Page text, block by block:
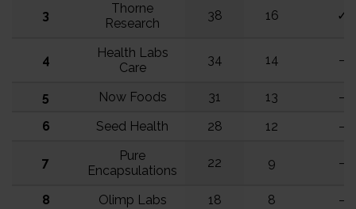
3
Thorne
Research
38 16 ✓
4
Health Labs
Care
34 14 –
5 Now Foods 31 13
–
6
Seed Health 28 12 –
7
Pure
Encapsulations
22 9 –
8 Olimp Labs 18 8
–